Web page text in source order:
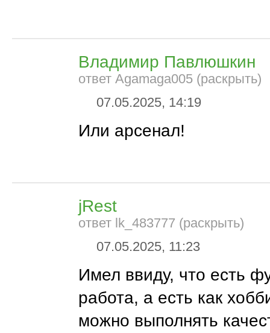
Владимир Павлюшкин
ответ Agamaga005 (раскрыть)
07.05.2025, 14:19
Или арсенал!
jRest
ответ lk_483777 (раскрыть)
07.05.2025, 11:23
Имел ввиду, что есть
работа, а есть как
можно выполнять